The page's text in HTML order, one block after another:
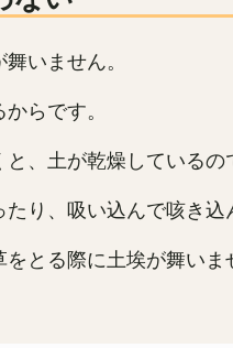
いません。
らです。
、土が乾燥しているの
り、吸い込んで咳き込
とる際に土埃が舞いま